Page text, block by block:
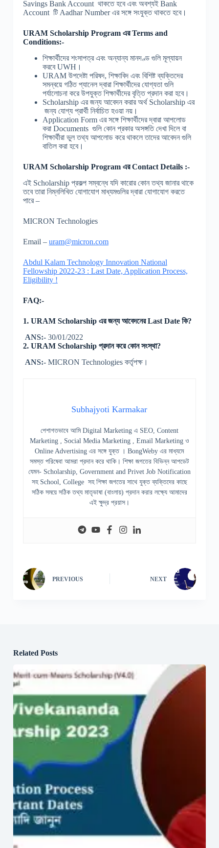
Savings Bank Account থাকতে হবে এবং অবশ্যই Bank
Account টি Aadhar Number এর সঙ্গে সংযুক্ত থাকতে হবে।
URAM Scholarship Program এর Terms and
Conditions:-
শিক্ষার্থীদের শংসাপত্র এবং অন্যান্য মানদণ্ড গুলি মূল্যায়ন
করবে UWH।
URAM উপদেষ্টা পরিষদ, শিক্ষাবিদ এবং বিশিষ্ট ব্যক্তিদের
সমন্বয়ে গঠিত প্যানেল দ্বারা শিক্ষার্থীদের যোগ্যতা গুলি
পর্যালোচনা করে উপযুক্ত শিক্ষার্থীদের বৃত্তি প্রদান করা হবে।
Scholarship এর জন্য আবেদন করার অর্থ Scholarship এর
জন্য যোগ্য প্রার্থী নির্বাচিত হওয়া নয়।
Application Form এর সঙ্গে শিক্ষার্থীদের দ্বারা আপলোড
করা Documents গুলি কোন প্রকার অসঙ্গতি দেখা দিলে বা
শিক্ষার্থীরা ভুল তথ্য আপলোড করে থাকলে তাদের আবেদন গুলি
বাতিল করা হবে।
URAM Scholarship Program এরContact Details :-
এই Scholarship প্রকল্প সম্বন্ধে যদি কারোর কোন তথ্য জানার থাকে
তবে তারা নিম্নলিখিত যোগাযোগ মাধ্যমগুলির দ্বারা যোগাযোগ করতে
পারে –
MICRON Technologies
Email – uram@micron.com
Abdul Kalam Technology Innovation National
Fellowship 2022-23 : Last Date, Application Process,
Eligibility !
FAQ:-
1. URAM Scholarship এর জন্য আবেদনের Last Date কি?
ANS:-30/01/2022
2. URAM Scholarship প্রদান করে কোন সংস্থা?
ANS:-MICRON Technologies কর্তৃপক্ষ।
Subhajyoti Karmakar
পেশাগতভাবে আমি Digital Marketing এ SEO, Content
Marketing , Social Media Marketing , Email Marketing ও
Online Advertising এর সঙ্গে যুক্ত । BongWeby এর মাধ্যমে
সমস্ত পরিষেবা আমরা প্রদান করে থাকি। শিক্ষা জগতের বিভিন্ন আপডেট
যেমন- Scholarship, Government and Privet Job Notification
সহ School, College সহ শিক্ষা জগতের সাথে যুক্ত ব্যক্তিদের কাছে
সঠিক সময়ে সঠিক তথ্য মাতৃভাষা (বাংলায়) প্রদান করার লক্ষ্যে আমাদের
এই ক্ষুদ্র প্রয়াস।
PREVIOUS NEXT
Related Posts